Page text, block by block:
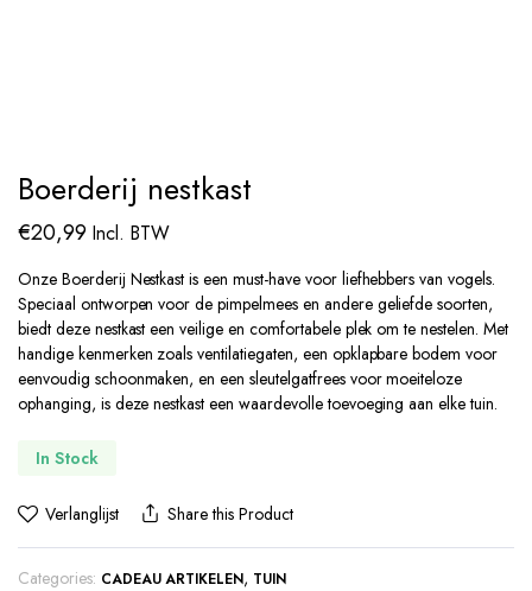
Boerderij nestkast
€20,99 Incl. BTW
Onze Boerderij Nestkast is een must-have voor liefhebbers van vogels.
Speciaal ontworpen voor de pimpelmees en andere geliefde soorten,
biedt deze nestkast een veilige en comfortabele plek om te nestelen. Met
handige kenmerken zoals ventilatiegaten, een opklapbare bodem voor
eenvoudig schoonmaken, en een sleutelgatfrees voor moeiteloze
ophanging, is deze nestkast een waardevolle toevoeging aan elke tuin.
In Stock
Verlanglijst Share this Product
Categories: CADEAU ARTIKELEN, TUIN